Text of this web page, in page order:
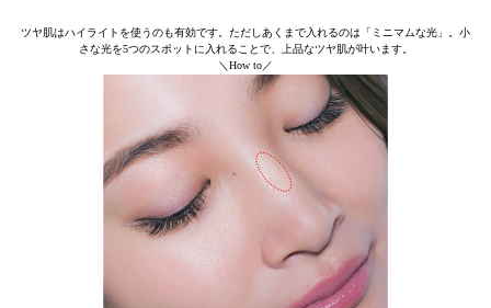
ツヤ肌はハイライトを使うのも有効です。ただしあくまで入れるのは「ミニマムな光」。小
さな光を5つのスポットに入れることで、上品なツヤ肌が叶います。
＼How to／